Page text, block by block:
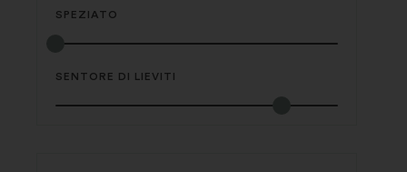
SPEZIATO
SENTORE DI LIEVITI